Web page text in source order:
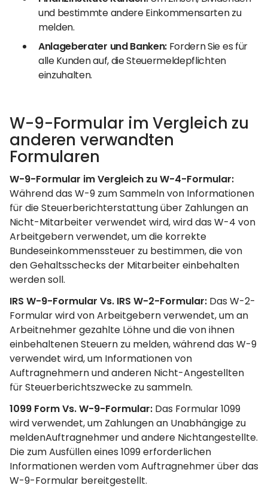
und bestimmte andere Einkommensarten zu
melden.
Anlageberater und Banken: Fordern Sie es für
alle Kunden auf, die Steuermeldepflichten
einzuhalten.
W-9-Formular im Vergleich zu
anderen verwandten
Formularen
W-9-Formular im Vergleich zu W-4-Formular:
Während das W-9 zum Sammeln von Informationen
für die Steuerberichterstattung über Zahlungen an
Nicht-Mitarbeiter verwendet wird, wird das W-4 von
Arbeitgebern verwendet, um die korrekte
Bundeseinkommenssteuer zu bestimmen, die von
den Gehaltsschecks der Mitarbeiter einbehalten
werden soll.
IRS W-9-Formular Vs. IRS W-2-Formular: Das W-2-
Formular wird von Arbeitgebern verwendet, um an
Arbeitnehmer gezahlte Löhne und die von ihnen
einbehaltenen Steuern zu melden, während das W-9
verwendet wird, um Informationen von
Auftragnehmern und anderen Nicht-Angestellten
für Steuerberichtszwecke zu sammeln.
1099 Form Vs. W-9-Formular: Das Formular 1099
wird verwendet, um Zahlungen an Unabhängige zu
meldenAuftragnehmer und andere Nichtangestellte.
Die zum Ausfüllen eines 1099 erforderlichen
Informationen werden vom Auftragnehmer über das
W-9-Formular bereitgestellt.